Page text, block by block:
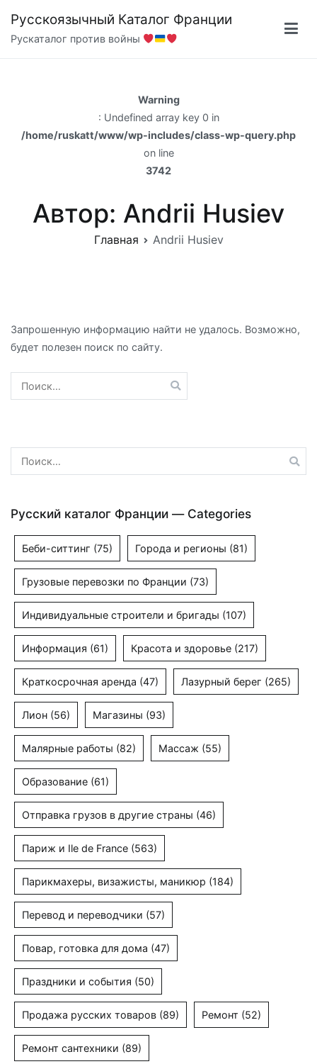
содержимому
Русскоязычный Каталог Франции
Рускаталог против войны
Warning
: Undefined array key 0 in
/home/ruskatt/www/wp-includes/class-wp-query.php
on line
3742
Автор: Andrii Husiev
Главная Andrii Husiev
Запрошенную информацию найти не удалось. Возможно,
будет полезен поиск по сайту.
Найти:
Найти:
Русский каталог Франции — Categories
Беби-ситтинг (75) Города и регионы (81)
Грузовые перевозки по Франции (73)
Индивидуальные строители и бригады (107)
Информация (61) Красота и здоровье (217)
Краткосрочная аренда (47) Лазурный берег (265)
Лион (56) Магазины (93)
Малярные работы (82) Массаж (55)
Образование (61)
Отправка грузов в другие страны (46)
Париж и Ile de France (563)
Парикмахеры, визажисты, маникюр (184)
Перевод и переводчики (57)
Повар, готовка для дома (47)
Праздники и события (50)
Продажа русских товаров (89) Ремонт (52)
Ремонт сантехники (89)